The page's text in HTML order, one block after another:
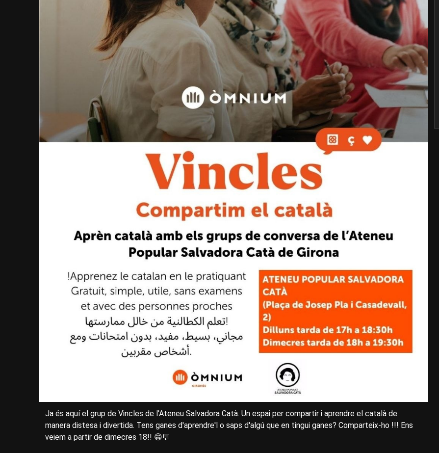
Ja és aquí el grup de Vincles de l'Ateneu Salvadora Catà. Un espai per compartir i aprendre el català de
manera distesa i divertida. Tens ganes d'aprendre'l o saps d'algú que en tingui ganes? Comparteix-ho !!! Ens
veiem a partir de dimecres 18!! 😁💬